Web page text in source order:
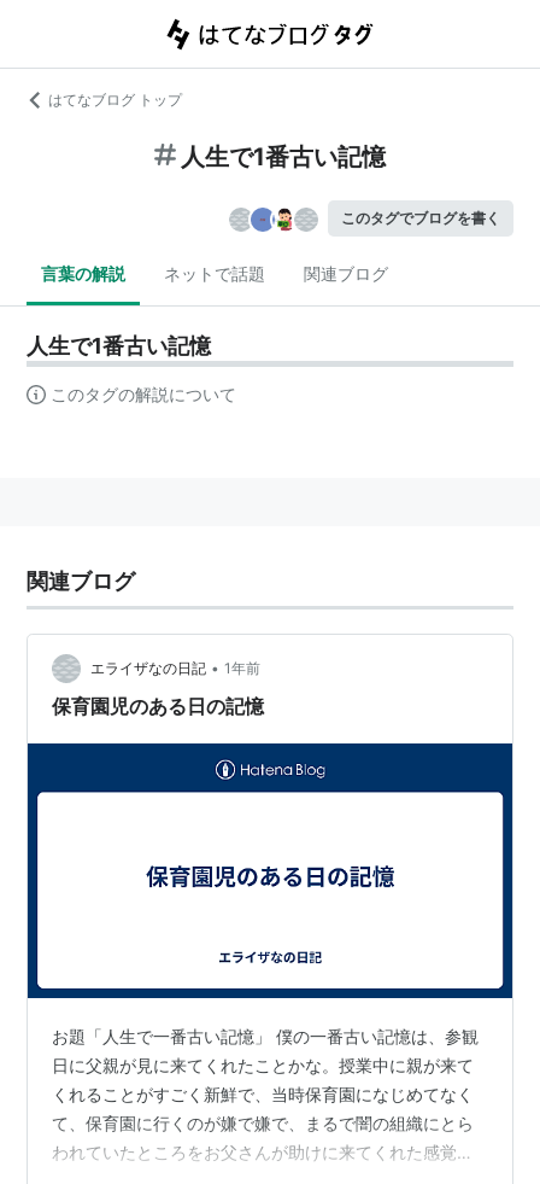
はてなブログ トップ
人生で1番古い記憶
このタグでブログを書く
言葉の解説 ネットで話題 関連ブログ
人生で1番古い記憶
このタグの解説について
関連ブログ
エライザなの日記 • 1年前
保育園児のある日の記憶
お題「人生で一番古い記憶」 僕の一番古い記憶は、参観
日に父親が見に来てくれたことかな。授業中に親が来て
くれることがすごく新鮮で、当時保育園になじめてなく
て、保育園に行くのが嫌で嫌で、まるで闇の組織にとら
われていたところをお父さんが助けに来てくれた感覚